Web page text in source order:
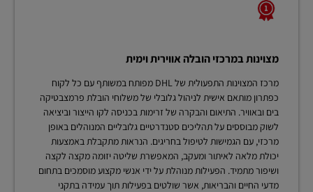
מצוינות במרכזי הובלה אווירית וימית
מרכז המצוינות התפעולית של DHL מפותח במשותף עם כל לקוח
כפתרון מותאם אישית לניהול גלובלי של משלוחי הובלת פרמצבטיקה
בים ובאוויר. התיאום והבקרה של זרימות בכניסה לקו הייצור וביציאה
לשוק מבוססים על תהליכים סטנדרטיים גלובליים המנוהלים באופן
מרכזי, עם הגמישות לטיפול בחריגים. הנראות מתקבלת באמצעות
יכולת מלאה לאיתור ומעקב, המאפשרת שליטה יזומה מקצה לקצה
ושיפור מתמיד. הפעילות מנוהלת על ידי אנשי מקצוע מוסמכים בתחום
מדעי החיים והבריאות, אשר שולטים בפעילות תוך עמידה בתקני